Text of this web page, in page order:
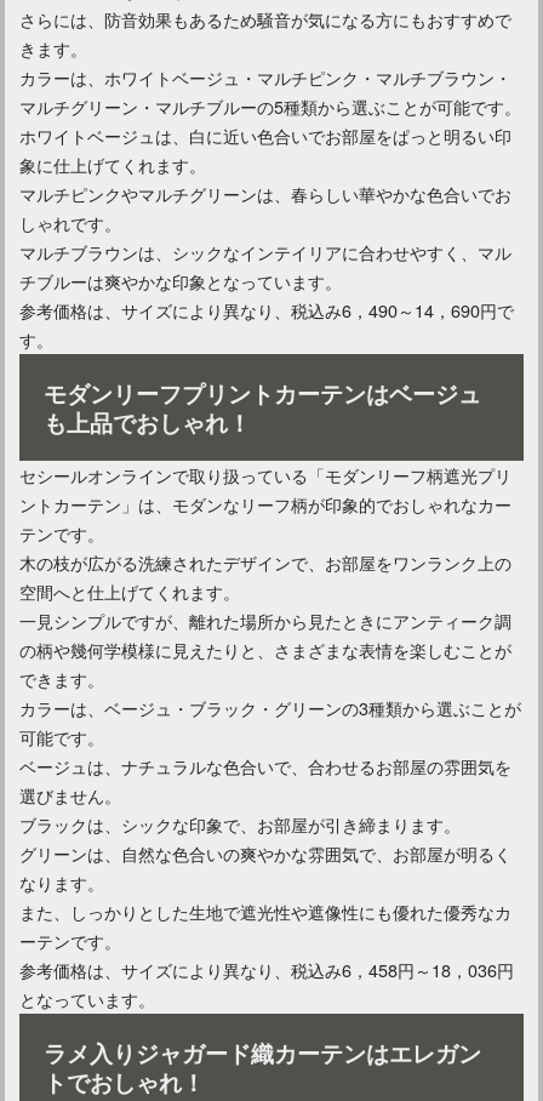
さらには、防音効果もあるため騒音が気になる方にもおすすめで
きます。
カラーは、ホワイトベージュ・マルチピンク・マルチブラウン・
マルチグリーン・マルチブルーの5種類から選ぶことが可能です。
ホワイトベージュは、白に近い色合いでお部屋をぱっと明るい印
象に仕上げてくれます。
マルチピンクやマルチグリーンは、春らしい華やかな色合いでお
しゃれです。
マルチブラウンは、シックなインテイリアに合わせやすく、マル
チブルーは爽やかな印象となっています。
参考価格は、サイズにより異なり、税込み6，490～14，690円で
す。
モダンリーフプリントカーテンはベージュ
も上品でおしゃれ！
セシールオンラインで取り扱っている「モダンリーフ柄遮光プリ
ントカーテン」は、モダンなリーフ柄が印象的でおしゃれなカー
テンです。
木の枝が広がる洗練されたデザインで、お部屋をワンランク上の
空間へと仕上げてくれます。
一見シンプルですが、離れた場所から見たときにアンティーク調
の柄や幾何学模様に見えたりと、さまざまな表情を楽しむことが
できます。
カラーは、ベージュ・ブラック・グリーンの3種類から選ぶことが
可能です。
ベージュは、ナチュラルな色合いで、合わせるお部屋の雰囲気を
選びません。
ブラックは、シックな印象で、お部屋が引き締まります。
グリーンは、自然な色合いの爽やかな雰囲気で、お部屋が明るく
なります。
また、しっかりとした生地で遮光性や遮像性にも優れた優秀なカ
ーテンです。
参考価格は、サイズにより異なり、税込み6，458円～18，036円
となっています。
ラメ入りジャガード織カーテンはエレガン
トでおしゃれ！